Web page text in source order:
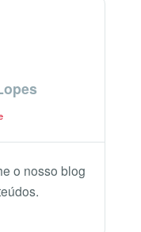
o nosso blog